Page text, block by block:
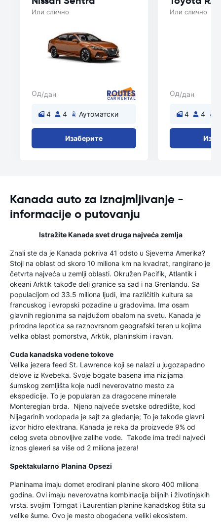
Или слично
Од/дан
4 4 Аутоматски
Изаберите
Или слично
Од/дан
4 4
Kanada auto za iznajmljivanje -
informacije o putovanju
Istražite Kanada svet druga najveća zemlja
Znali ste da je Kanada pokriva 41 odsto u Sjeverna Amerika?
Stoji na oblast od skoro 10 miliona km na kvadrat, rangirano je
četvrta najveća u zemlji oblasti. Okružen Pacifik, Atlantik i
okeani Arktik takođe deli granice sa sad i na Grenlandu. Sa
populacijom od 33.5 miliona ljudi, ima različitih kultura sa
francuskog i evropski pozadine u gradovima. Ima osam
glavnih regionima sa najdužom obalom na svetu. Kanada je
prirodna lepotica sa raznovrsnom geografski teren u kojima
velika oblast pomorstva, Arktik, planinskim i ravan.
Cuda kanadska vodene tokove
Velika jezera feed St. Lawrence koji se nalazi u jugozapadno
delove iz Kvebeka. Svoje bogate basena ima nizijama
šumskog zemljišta koje nudi neverovatno mesto za
ekspedicije. To je popularan za dragocene minerale
Monteregian brda. Njeno najveće svetske odredište, kod
Nijagarinih vodopada je sajt za gledanje; To je takođe glavni
izvor hidro elektrana. Kanada je reka da proizvede 9% od
celog sveta obnovljive zalihe vode. Takođe ima treći najveći
iznos gleиeri sa više od 2 miliona jezera!
Spektakularno Planina Opsezi
Planinama imaju domet erodirani planine skoro 400 miliona
godina. Ovi imaju neverovatna kombinacija biljnih i životinjskih
vrsta. svojim Torngat i Laurentian planine kanadskog štita su
velike šume. Ovo je mesto obogaćena veliki ekosistem.